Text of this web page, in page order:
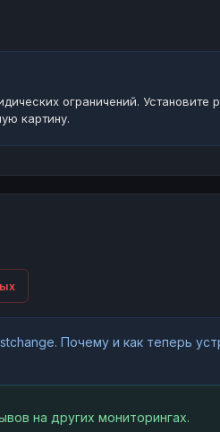
ограничений. Установите
картину.
Почему и как теперь
на других мониторингах.